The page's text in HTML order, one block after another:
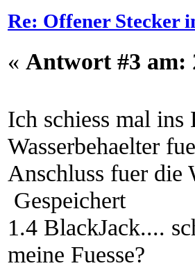
Re: Offener Stecker
« Antwort #3 am:
Ich schiess mal
Wasserbehaelter
Anschluss fuer die
Gespeichert
1.4 BlackJack....
meine Fuesse?